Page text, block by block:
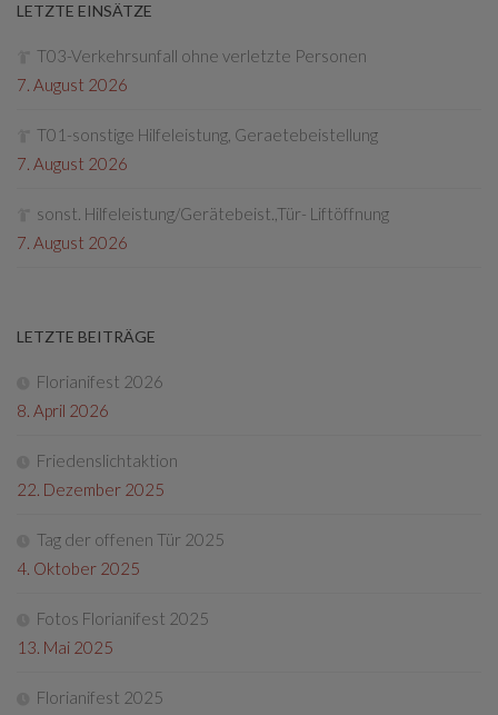
LETZTE EINSÄTZE
T03-Verkehrsunfall ohne verletzte Personen
7. August 2026
T01-sonstige Hilfeleistung, Geraetebeistellung
7. August 2026
sonst. Hilfeleistung/Gerätebeist.,Tür- Liftöffnung
7. August 2026
LETZTE BEITRÄGE
Florianifest 2026
8. April 2026
Friedenslichtaktion
22. Dezember 2025
Tag der offenen Tür 2025
4. Oktober 2025
Fotos Florianifest 2025
13. Mai 2025
Florianifest 2025